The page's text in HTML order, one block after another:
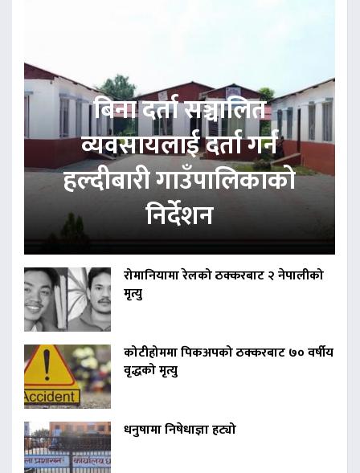
बिना दर्ता सञ्चालित
व्यवसायलाई दर्ता गर्न
हल्दीबारी गाउँपालिकाको
निर्देशन
रोमानियामा रेलको ठक्करबाट २ नेपालीको
मृत्यु
कोटीहोममा पिकअपको ठक्करबाट ७० वर्षीय
वृद्धको मृत्यु
धनुषामा निषेधाज्ञा हट्यो